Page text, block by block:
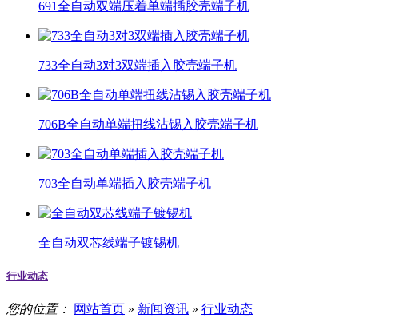
691全自动双端压着单端插胶壳端子机
733全自动3对3双端插入胶壳端子机
706B全自动单端扭线沾锡入胶壳端子机
703全自动单端插入胶壳端子机
全自动双芯线端子镀锡机
行业动态
您的位置： 网站首页 » 新闻资讯 » 行业动态